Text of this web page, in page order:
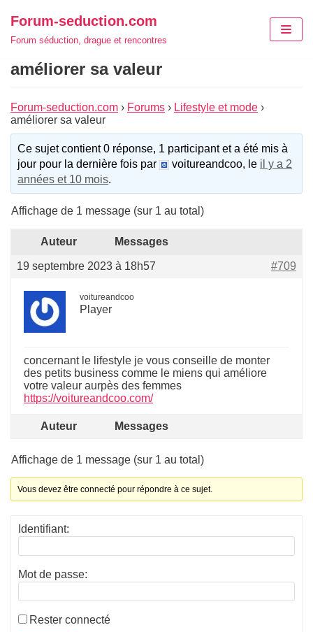
Aller
au
Forum-seduction.com
Forum séduction, drague et rencontres
améliorer sa valeur
Forum-seduction.com › Forums › Lifestyle et mode ›
améliorer sa valeur
Ce sujet contient 0 réponse, 1 participant et a été mis à
jour pour la dernière fois par
voitureandcoo, le il y a 2
années et 10 mois.
Affichage de 1 message (sur 1 au total)
Auteur Messages
19 septembre 2023 à 18h57 #709
voitureandcoo
Player
concernant le lifestyle je vous conseille de monter
des petits business comme le miens qui améliore
votre valeur aurpès des femmes
https://voitureandcoo.com/
Auteur Messages
Affichage de 1 message (sur 1 au total)
Vous devez être connecté pour répondre à ce sujet.
Identifiant:
Mot de passe:
Rester connecté